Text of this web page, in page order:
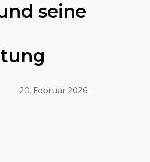
seine
20. Februar 2026